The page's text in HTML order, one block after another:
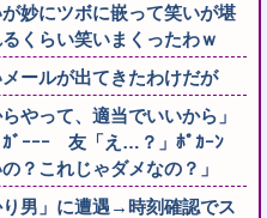
妙にツボに嵌って笑いが堪
くらい笑いまくったわｗ
ールが出てきたわけだが
やって、適当でいいから」
ｶﾞｰｰｰ 友「え…？」ﾎﾟｶｰﾝ
？これじゃダメなの？」
男」に遭遇→時刻確認でス